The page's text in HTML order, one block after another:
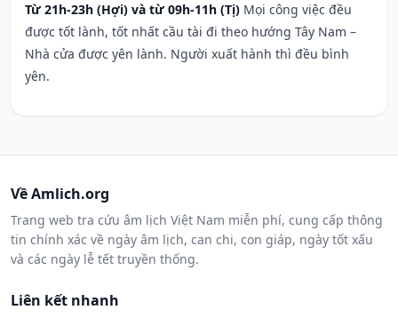
Từ 21h-23h (Hợi) và từ 09h-11h (Tị) Mọi công việc đều
được tốt lành, tốt nhất cầu tài đi theo hướng Tây Nam –
Nhà cửa được yên lành. Người xuất hành thì đều bình
yên.
Về Amlich.org
Trang web tra cứu âm lịch Việt Nam miễn phí, cung cấp thông
tin chính xác về ngày âm lịch, can chi, con giáp, ngày tốt xấu
và các ngày lễ tết truyền thống.
Liên kết nhanh